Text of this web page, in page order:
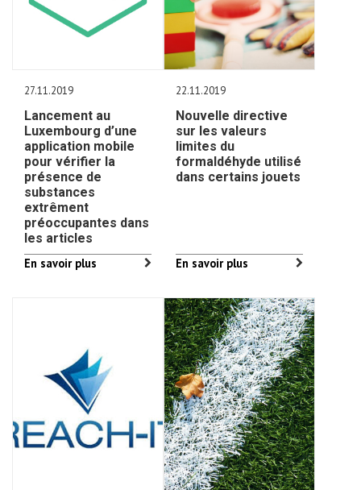
27.11.2019
Lancement au
Luxembourg d’une
application mobile
pour vérifier la
présence de
substances
extrêment
préoccupantes dans
les articles
En savoir plus
22.11.2019
Nouvelle directive
sur les valeurs
limites du
formaldéhyde utilisé
dans certains jouets
En savoir plus